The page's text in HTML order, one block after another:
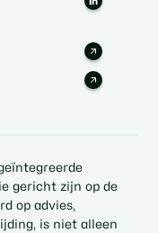
gericht zijn op de
op advies,
is niet alleen